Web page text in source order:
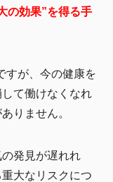
の効果”を得る手
すが、今の健康を
て働けなくなれ
りません。
発見が遅れれ
大なリスクにつ